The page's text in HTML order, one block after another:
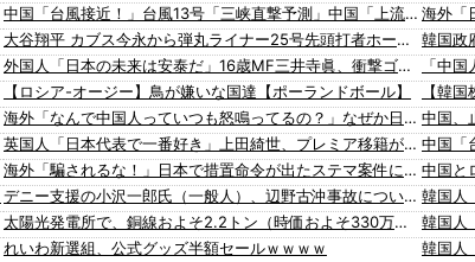
中国「台風接近！」台風13号「三峡直撃予測」中国「上流大洪水！（三峡上流」中国都市「8/5の映像（動画」三峡ダム「緊急放流（決壊危機」中国「下流大水害（震え声」→
大谷翔平 カブス今永から弾丸ライナー25号先頭打者ホームラン！ 海外の反応
外国人「日本の未来は安泰だ」16歳MF三井寺眞、衝撃ゴール！久保建英超え歴代2位の記録！3得点に絡む活躍で海外絶賛！【海外の反応】
【ロシア-オージー】鳥が嫌いな国達【ポーランドボール】
海外「なんで中国人っていつも怒鳴ってるの？」なぜか日本人のことを指摘する者も現る(?)【海外の反応】
英国人「日本代表で一番好き」上田綺世、プレミア移籍が浮上！現地サポが大興奮！獲得を望む声が〇到！【海外の反応】
海外「騙されるな！」日本で措置命令が出たステマ案件に海外興味津々！（海外の反応）
デニー支援の小沢一郎氏（一般人）、辺野古沖事故について「玉城デニー知事の責任ではないが、不幸な出来事を悪宣伝に利用する人がいる」
太陽光発電所で、銅線およそ2.2トン（時価およそ330万円相当）盗んだなど、ベトナム国籍（無職）２人逮捕、盗まれた銅線の半分はすでに売却 富山で「金属盗対策法違反（去年9月施行）」による検挙は初
れいわ新選組、公式グッズ半額セールｗｗｗｗ